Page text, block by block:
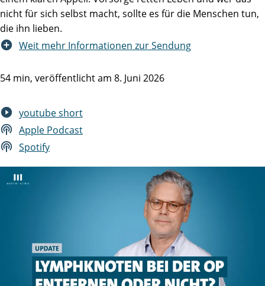
nicht für sich selbst macht, sollte es für die Menschen tun,
die ihn lieben.
Weit mehr Informationen zur Sendung
54 min, veröffentlicht am 8. Juni 2026
youtube short
Apple Podcast
Spotify